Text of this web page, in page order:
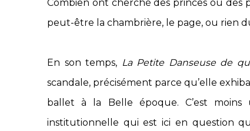
Combien ont cherché des princes ou des
peut-être la chambrière, le page, ou rien
En son temps, La Petite Danseuse de
scandale, précisément parce qu’elle
ballet à la Belle époque. C’est moins
institutionnelle qui est ici en question